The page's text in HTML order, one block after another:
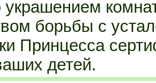
украшением
борьбы с
Принцесса
детей.